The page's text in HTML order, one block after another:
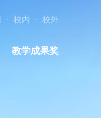
· 校内 · 校外
教学成果奖